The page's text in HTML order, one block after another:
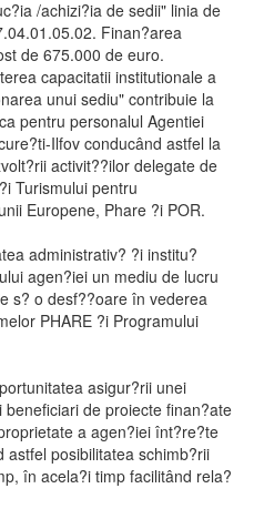
/achizi?ia de sedii" linia de
Finan?area
de 675.000 de euro.
capacitatii institutionale a
unui sediu" contribuie la
pentru personalul Agentiei
Ilfov conducând astfel la
activit??ilor delegate de
Turismului pentru
Europene, Phare ?i POR.
administrativ? ?i institu?
agen?iei un mediu de lucru
s? o desf??oare în vederea
PHARE ?i Programului
asigur?rii unei
de proiecte finan?ate
a agen?iei înt?re?te
astfel posibilitatea schimb?rii
în acela?i timp facilitând rela?